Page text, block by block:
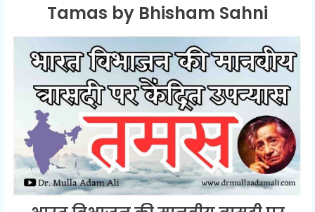
Tamas by Bhisham Sahni